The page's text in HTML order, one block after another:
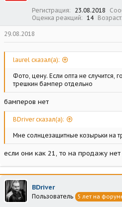
Регистрация 23.08.2018
Оценка реакций
14 Возраст
29.08.2018
laurel сказал(а):
Фото, цену. Если опта не случится,
трешкин бампер отдельно
бамперов нет
BDriver сказал(а):
Мне солнцезащитные козырьки на
если они как 21, то на продажу нет
BDriver
Пользователь 5 лет на